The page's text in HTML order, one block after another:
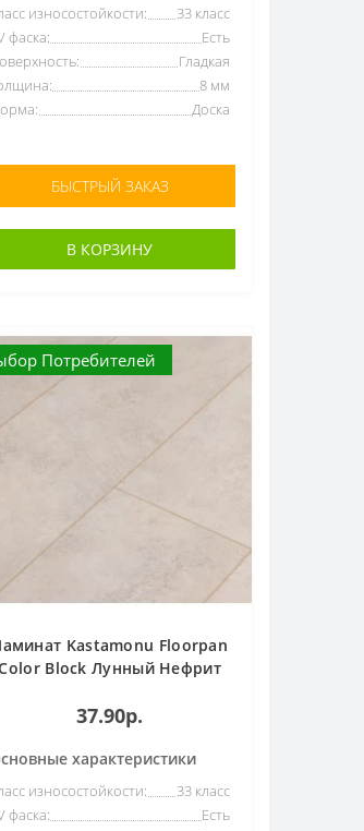
износостойкости:
33 класс
фаска:
Есть
Гладкая
8 мм
Доска
БЫСТРЫЙ ЗАКАЗ
В КОРЗИНУ
Потребителей
Kastamonu Floorpan
Block Лунный Нефрит
37.90р.
характеристики
износостойкости:
33 класс
фаска:
Есть